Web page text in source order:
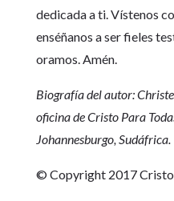
dedicada a ti. Vístenos
enséñanos a ser fieles
oramos. Amén.
Biografía del autor:
oficina de Cristo Para
Johannesburgo, Sudáfrica.
© Copyright 2017 Cristo